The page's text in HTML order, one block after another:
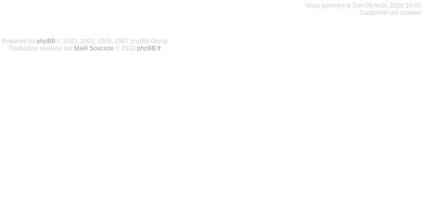
Nous sommes le Dim 09 Août, 2026 10:45
Supprimer les cookies
Powered by phpBB© 2000, 2002, 2005, 2007 phpBB Group
Traduction réalisée par Maël Soucaze © 2010 phpBB.fr